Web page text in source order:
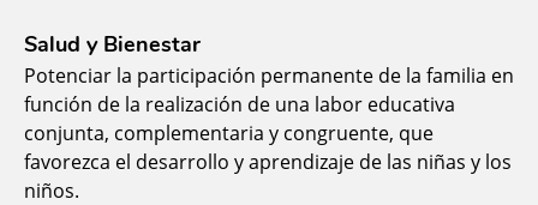
Salud y Bienestar
Potenciar la participación permanente de la familia en
función de la realización de una labor educativa
conjunta, complementaria y congruente, que
favorezca el desarrollo y aprendizaje de las niñas y los
niños.